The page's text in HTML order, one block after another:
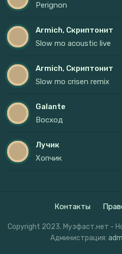
Perignon
Armich, Скриптонит
Slow mo acoustic live
Armich, Скриптонит
Slow mo crisen remix
Galante
Восход
Лучик
Хопчик
Контакты
Copyright 2023. Музфаст.нет -
Администрация: